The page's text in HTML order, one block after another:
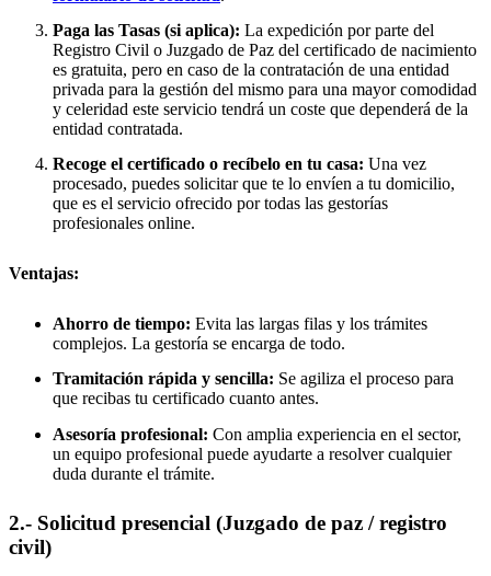
Paga las Tasas (si aplica): La expedición por parte del
Registro Civil o Juzgado de Paz del certificado de nacimiento
es gratuita, pero en caso de la contratación de una entidad
privada para la gestión del mismo para una mayor comodidad
y celeridad este servicio tendrá un coste que dependerá de la
entidad contratada.
Recoge el certificado o recíbelo en tu casa: Una vez
procesado, puedes solicitar que te lo envíen a tu domicilio,
que es el servicio ofrecido por todas las gestorías
profesionales online.
Ventajas:
Ahorro de tiempo: Evita las largas filas y los trámites
complejos. La gestoría se encarga de todo.
Tramitación rápida y sencilla: Se agiliza el proceso para
que recibas tu certificado cuanto antes.
Asesoría profesional: Con amplia experiencia en el sector,
un equipo profesional puede ayudarte a resolver cualquier
duda durante el trámite.
2.- Solicitud presencial (Juzgado de paz / registro
civil)